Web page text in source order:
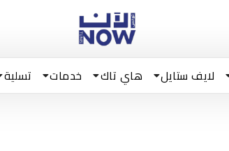
لايف ستايل هاي تاك خدمات تسلية